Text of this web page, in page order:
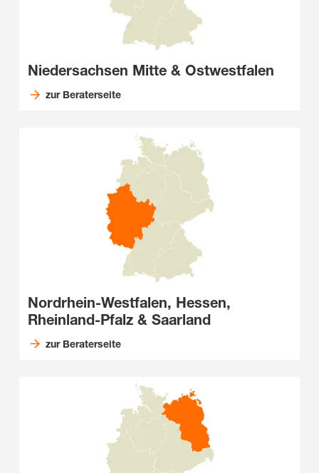
Niedersachsen Mitte & Ostwestfalen
zur Beraterseite
Nordrhein-Westfalen, Hessen,
Rheinland-Pfalz & Saarland
zur Beraterseite